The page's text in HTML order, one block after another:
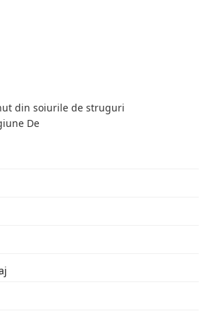
din soiurile de struguri
De